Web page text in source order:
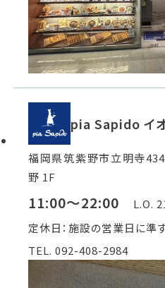
pia Sapido イ
福岡県筑紫野市立明寺
野 1F
11:00～22:00
L.O.
定休日：施設の営業日に準
TEL. 092-408-2984